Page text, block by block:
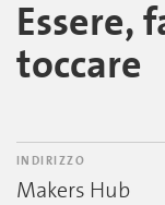
Essere,
toccare
INDIRIZZO
Makers Hub